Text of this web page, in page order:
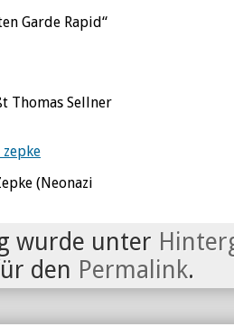
Garde Rapid“
Thomas Sellner
(Neonazi
wurde unter
den Permalink.